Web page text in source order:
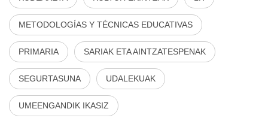
METODOLOGÍAS Y TÉCNICAS EDUCATIVAS
PRIMARIA SARIAK ETA AINTZATESPENAK
SEGURTASUNA UDALEKUAK
UMEENGANDIK IKASIZ